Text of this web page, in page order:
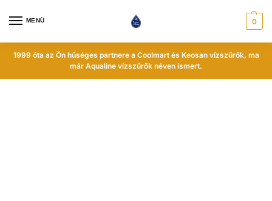
MENÜ 0
1999 óta az Ön hűséges partnere a Coolmart és Keosan vízszűrők, ma
már Aqualine vízszűrők néven ismert.